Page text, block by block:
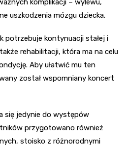
uszkodzenia mózgu dziecka.
potrzebuje kontynuacji stałej i
rehabilitacji, która ma na celu
Aby ułatwić mu ten
został wspomniany koncert
się jedynie do występów
przygotowano również
stoisko z różnorodnymi